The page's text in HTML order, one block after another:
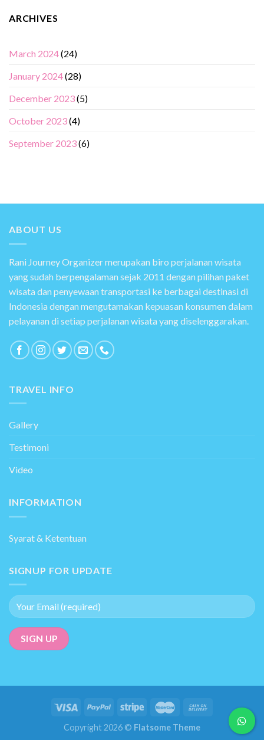
ARCHIVES
March 2024(24)
January 2024(28)
December 2023(5)
October 2023(4)
September 2023(6)
ABOUT US
Rani Journey Organizer merupakan biro perjalanan wisata
yang sudah berpengalaman sejak 2011 dengan pilihan paket
wisata dan penyewaan transportasi ke berbagai destinasi di
Indonesia dengan mengutamakan kepuasan konsumen dalam
pelayanan di setiap perjalanan wisata yang diselenggarakan.
TRAVEL INFO
Gallery
Testimoni
Video
INFORMATION
Syarat & Ketentuan
SIGNUP FOR UPDATE
Copyright 2026 © Flatsome Theme